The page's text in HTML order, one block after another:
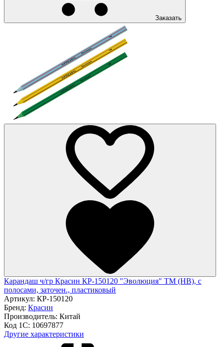
Заказать
Карандаш ч/гр Красин КР-150120 "Эволюция" ТМ (HB), с
полосами, заточен., пластиковый
Артикул: КР-150120
Бренд: Красин
Производитель: Китай
Код 1С: 10697877
Другие характеристики